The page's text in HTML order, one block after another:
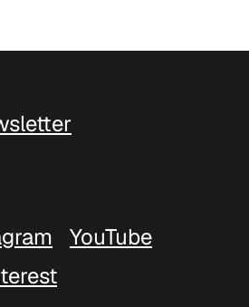
YouTube